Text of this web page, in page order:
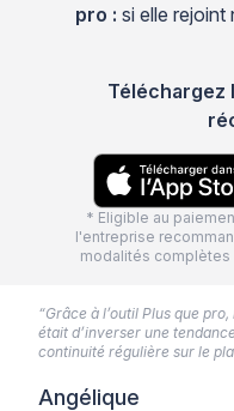
pro : si elle
Téléchargez
* Eligible au
l'entreprise
modalités complètes
“Grâce à l’outil Plus que
était d’inverser une
continuité régulière sur le
Angélique